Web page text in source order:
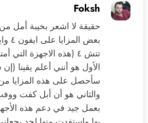
Foksh
حقيقة لا اشعر بخيبة أمل
تتش ٤ (هذه الاجهزة التي أمتلكها) لسببين:
الأول هو أنني أعلم يقينا (إن
سأحصل على هذه المزايا من
والثاني هو أن أبل كفت
بعمل جيد في دعم هذه